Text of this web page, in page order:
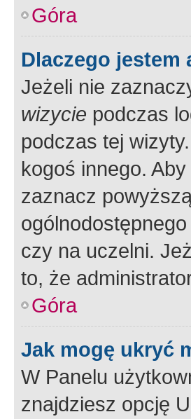
Góra
Dlaczego
Jeżeli nie
wizycie podczas
podczas tej
kogoś innego.
zaznacz
czy na uczelni.
to, że
Góra
Jak mogę ukryć
W Panelu
znajdziesz opcję